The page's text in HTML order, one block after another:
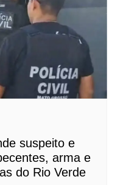
suspeito e
arma e
do Rio Verde